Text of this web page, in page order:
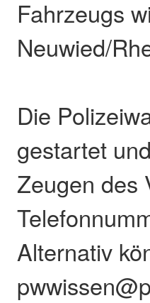
Fahrzeugs
Neuwied/
Die
gestartet
Zeugen des
Alternativ